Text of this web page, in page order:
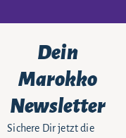
Dein
Marokko
Newsletter
Sichere Dir jetzt die